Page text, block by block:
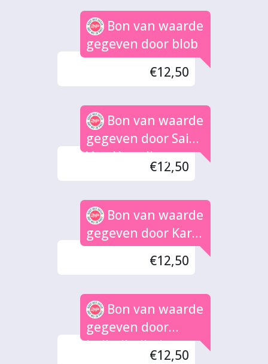
Bon van waarde
gegeven door blob
€12,50
Bon van waarde
gegeven door Saida
Van Howelingen
€12,50
Bon van waarde
gegeven door Karin
Lammers
€12,50
Bon van waarde
gegeven door
hoihoihoihoi
€12,50